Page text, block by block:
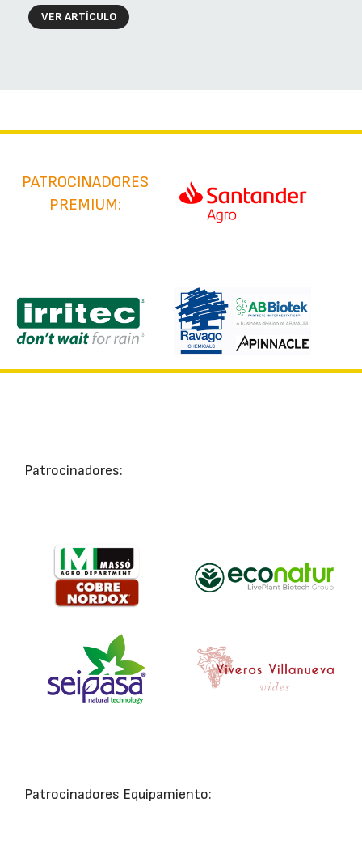
VER ARTÍCULO
PATROCINADORES
PREMIUM:
Patrocinadores:
Patrocinadores Equipamiento: